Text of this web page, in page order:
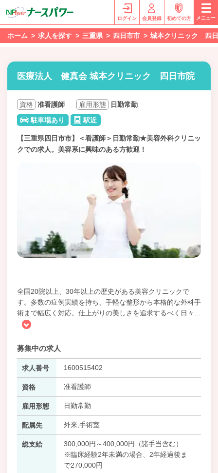
ログイン 会員登録 初めての方 メニュー
ホーム 求人を探す 三重県 四日市市 城本クリニック 四
医療法人 健真会 城本クリニック 四日市院
資格 准看護師 雇用形態
日勤常勤
駐車場あり
駅近
【三重県四日市市】＜看護師＞日勤常勤★美容外科クリニッ
クでの求人。美容系に興味のある方歓迎！
全国20院以上、30年以上の歴史がある美容クリニックで
す。多数の症例実績を持ち、手軽な整形から本格的な外科手
術まで幅広く対応。仕上がりの美しさを追求するべく日々
募集中の求人
求人番号 1600515402
資格 准看護師
雇用形態 日勤常勤
配属先 外来,手術室
総支給
300,000円～400,000円（諸手当含む）
※臨床経験2年未満の場合、2年経過後ま
で270,000円